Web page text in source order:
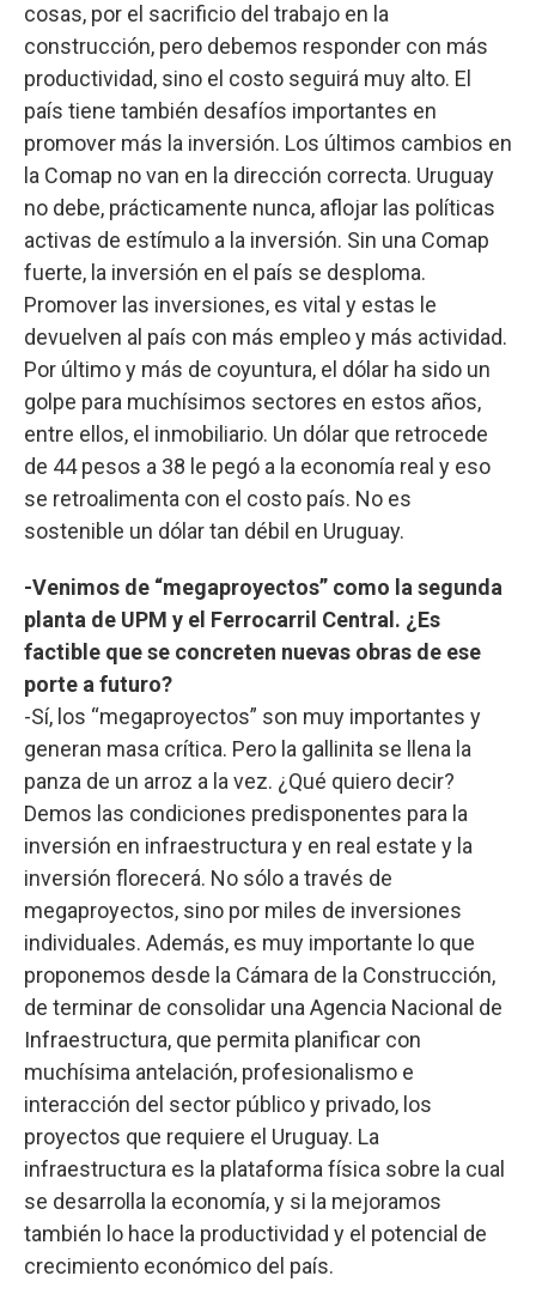
cosas, por el sacrificio del trabajo en la
construcción, pero debemos responder con más
productividad, sino el costo seguirá muy alto. El
país tiene también desafíos importantes en
promover más la inversión. Los últimos cambios en
la Comap no van en la dirección correcta. Uruguay
no debe, prácticamente nunca, aflojar las políticas
activas de estímulo a la inversión. Sin una Comap
fuerte, la inversión en el país se desploma.
Promover las inversiones, es vital y estas le
devuelven al país con más empleo y más actividad.
Por último y más de coyuntura, el dólar ha sido un
golpe para muchísimos sectores en estos años,
entre ellos, el inmobiliario. Un dólar que retrocede
de 44 pesos a 38 le pegó a la economía real y eso
se retroalimenta con el costo país. No es
sostenible un dólar tan débil en Uruguay.
-Venimos de “megaproyectos” como la segunda
planta de UPM y el Ferrocarril Central. ¿Es
factible que se concreten nuevas obras de ese
porte a futuro?
-Sí, los “megaproyectos” son muy importantes y
generan masa crítica. Pero la gallinita se llena la
panza de un arroz a la vez. ¿Qué quiero decir?
Demos las condiciones predisponentes para la
inversión en infraestructura y en real estate y la
inversión florecerá. No sólo a través de
megaproyectos, sino por miles de inversiones
individuales. Además, es muy importante lo que
proponemos desde la Cámara de la Construcción,
de terminar de consolidar una Agencia Nacional de
Infraestructura, que permita planificar con
muchísima antelación, profesionalismo e
interacción del sector público y privado, los
proyectos que requiere el Uruguay. La
infraestructura es la plataforma física sobre la cual
se desarrolla la economía, y si la mejoramos
también lo hace la productividad y el potencial de
crecimiento económico del país.